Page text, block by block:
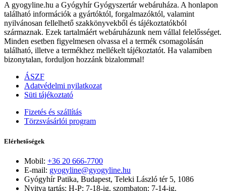
A gyogyline.hu a Gyógyhír Gyógyszertár webáruháza. A honlapon
található információk a gyártóktól, forgalmazóktól, valamint
nyilvánosan fellelhető szakkönyvekből és tájékoztatókból
származnak. Ezek tartalmáért webáruházunk nem vállal felelősséget.
Minden esetben figyelmesen olvassa el a termék csomagolásán
található, illetve a termékhez mellékelt tájékoztatót. Ha valamiben
bizonytalan, forduljon hozzánk bizalommal!
ÁSZF
Adatvédelmi nyilatkozat
Süti tájékoztató
Fizetés és szállítás
Törzsvásárlói program
Elérhetőségek
Mobil: +36 20 666-7700
E-mail: gyogyline@gyogyline.hu
Gyógyhír Patika, Budapest, Teleki László tér 5, 1086
Nyitva tartás: H-P: 7-18-ig, szombaton: 7-14-ig.